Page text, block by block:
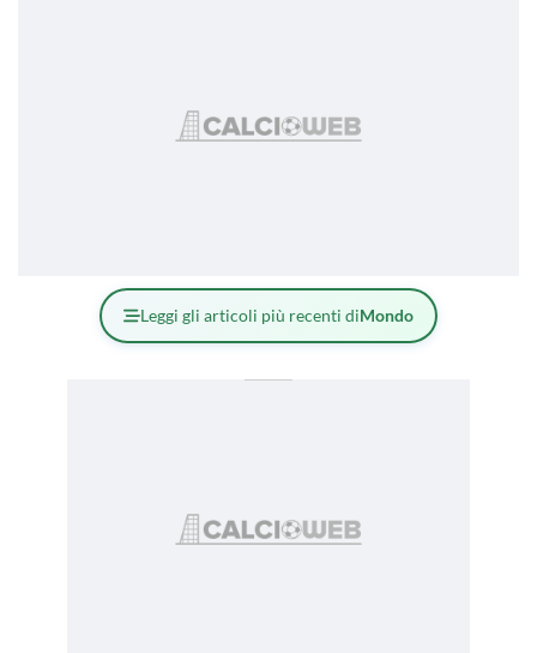
Leggi gli articoli più recenti diMondo